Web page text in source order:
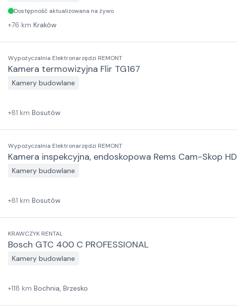
Dostępność aktualizowana na żywo
+76 km Kraków
Wypożyczalnia Elektronarzędzi REMONT
Kamera termowizyjna Flir TG167
Kamery budowlane
+81 km Bosutów
Wypożyczalnia Elektronarzędzi REMONT
Kamera inspekcyjna, endoskopowa Rems Cam-Skop HD
Kamery budowlane
+81 km Bosutów
KRAWCZYK RENTAL
Bosch GTC 400 C PROFESSIONAL
Kamery budowlane
+118 km Bochnia, Brzesko